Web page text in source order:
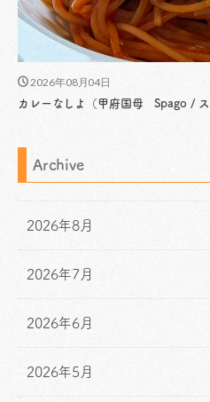
2026年08月04日
カレーなしよ（甲府国母 Spago / ス
Archive
2026年8月
2026年7月
2026年6月
2026年5月